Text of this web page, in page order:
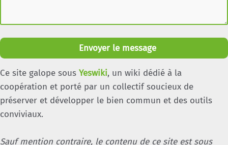
Envoyer le message
Ce site galope sous Yeswiki, un wiki dédié à la
coopération et porté par un collectif soucieux de
préserver et développer le bien commun et des outils
conviviaux.
Sauf mention contraire, le contenu de ce site est sous